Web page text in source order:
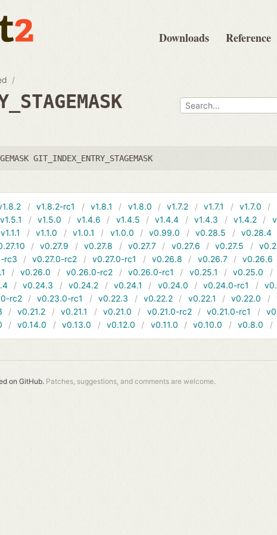
Downloads Reference
GIT_INDEX_ENTRY_STAGEMASK
v1.8.2-rc1 v1.8.1 v1.8.0 v1.7.2 v1.7.1 v1.7.0
v1.5.1 v1.5.0 v1.4.6 v1.4.5 v1.4.4 v1.4.3 v1.4.2
v1.1.1 v1.1.0 v1.0.1 v1.0.0 v0.99.0 v0.28.5 v0.28.4
v0.27.9 v0.27.8 v0.27.7 v0.27.6 v0.27.5
rc3 v0.27.0-rc2 v0.27.0-rc1 v0.26.8 v0.26.7 v0.26.6
v0.26.0 v0.26.0-rc2 v0.26.0-rc1 v0.25.1 v0.25.0
v0.24.3 v0.24.2 v0.24.1 v0.24.0 v0.24.0-rc1
rc2 v0.23.0-rc1 v0.22.3 v0.22.2 v0.22.1 v0.22.0
v0.21.2 v0.21.1 v0.21.0 v0.21.0-rc2 v0.21.0-rc1
v0.14.0 v0.13.0 v0.12.0 v0.11.0 v0.10.0 v0.8.0
on GitHub. Patches, suggestions, and comments are welcome.